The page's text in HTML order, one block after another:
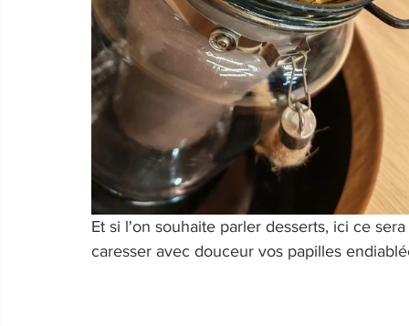
Et si l'on souhaite parler desserts, ici ce
caresser avec douceur vos papilles